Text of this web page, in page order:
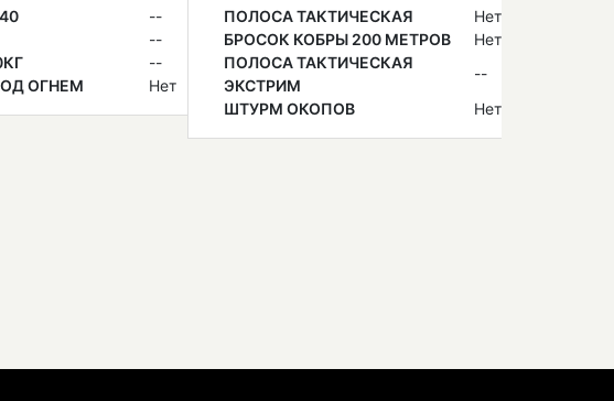
--
--
--
ОГНЕМ
Нет
ПОЛОСА ТАКТИЧЕСКАЯ
Нет
БРОСОК КОБРЫ 200 МЕТРОВ
Нет
ПОЛОСА ТАКТИЧЕСКАЯ
ЭКСТРИМ
--
ШТУРМ ОКОПОВ
Нет